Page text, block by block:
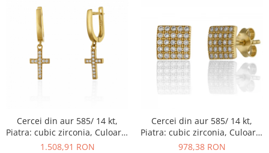
Cercei din aur 585/ 14 kt,
Piatra: cubic zirconia, Culoare:
transparenta
1.508,91 RON
Cercei din aur 585/ 14 kt,
Piatra: cubic zirconia, Culoare:
transparenta
978,38 RON